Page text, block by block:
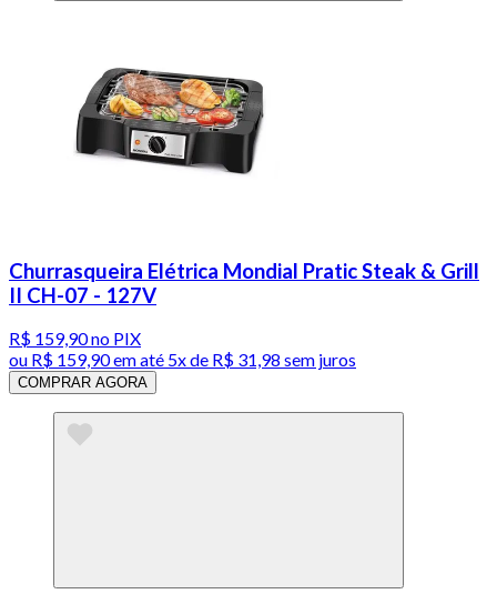
Churrasqueira Elétrica Mondial Pratic Steak & Grill
II CH-07 - 127V
R$ 159,90no PIX
ou R$ 159,90em até 5x de R$ 31,98 sem juros
COMPRAR AGORA